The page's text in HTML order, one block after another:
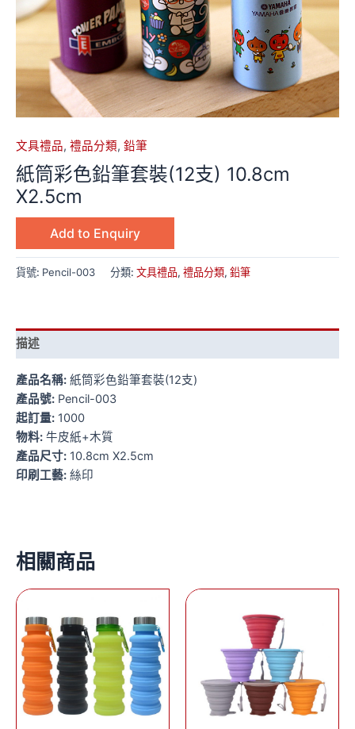
文具禮品, 禮品分類, 鉛筆
紙筒彩色鉛筆套裝(12支) 10.8cm
X2.5cm
Add to Enquiry
貨號: Pencil-003 分類: 文具禮品, 禮品分類, 鉛筆
描述
產品名稱: 紙筒彩色鉛筆套裝(12支)
產品號: Pencil-003
起訂量: 1000
物料: 牛皮紙+木質
產品尺寸: 10.8cm X2.5cm
印刷工藝: 絲印
相關商品